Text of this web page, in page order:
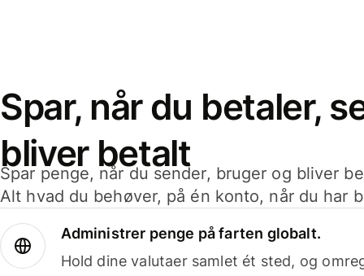
Spar, når du betaler,
bliver betalt
Spar penge, når du sender, bruger og bliver
Alt hvad du behøver, på én konto, når du har
Administrer penge på farten globalt.
Hold dine valutaer samlet ét sted, og